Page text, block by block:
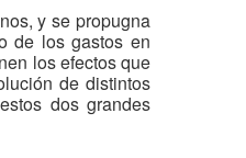
y se propugna
de los gastos en
los efectos que
de distintos
dos grandes